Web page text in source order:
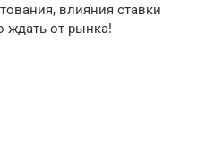
влияния ставки
ждать от рынка!